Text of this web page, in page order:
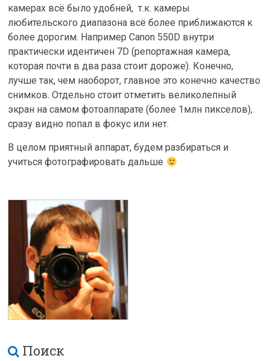
камерах всё было удобней, т.к. камеры
любительского диапазона всё более приближаются к
более дорогим. Например Canon 550D внутри
практически идентичен 7D (репортажная камера,
которая почти в два раза стоит дороже). Конечно,
лучше так, чем наоборот, главное это конечно качество
снимков. Отдельно стоит отметить великолепный
экран на самом фотоаппарате (более 1млн пикселов),
сразу видно попал в фокус или нет.
В целом приятный аппарат, будем разбираться и
учиться фотографировать дальше
Поиск